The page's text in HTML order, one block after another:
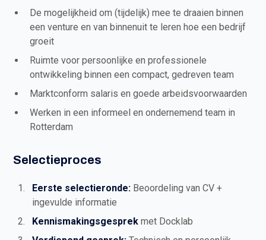
De mogelijkheid om (tijdelijk) mee te draaien binnen
een venture en van binnenuit te leren hoe een bedrijf
groeit
Ruimte voor persoonlijke en professionele
ontwikkeling binnen een compact, gedreven team
Marktconform salaris en goede arbeidsvoorwaarden
Werken in een informeel en ondernemend team in
Rotterdam
Selectieproces
Eerste selectieronde: Beoordeling van CV +
ingevulde informatie
Kennismakingsgesprek met Docklab